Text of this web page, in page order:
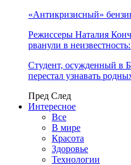
«Антикризисный»
Режиссеры Наталия
рванули в
Студент, осужденный в
перестал узнавать
Пред След
Интересное
Все
В мире
Красота
Здоровье
Технологии